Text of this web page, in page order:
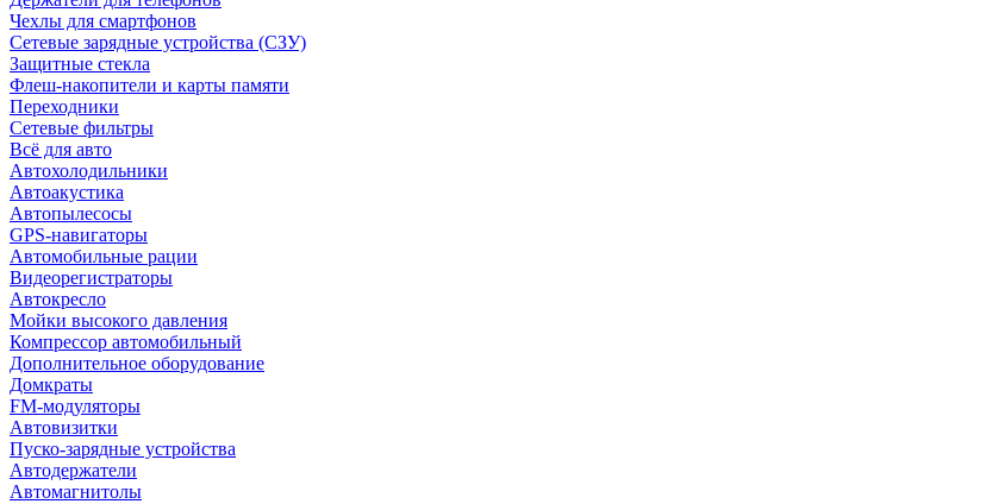
Чехлы для смартфонов
Сетевые зарядные устройства (СЗУ)
Защитные стекла
Флеш-накопители и карты памяти
Переходники
Сетевые фильтры
Всё для авто
Автохолодильники
Автоакустика
Автопылесосы
GPS-навигаторы
Автомобильные рации
Видеорегистраторы
Автокресло
Мойки высокого давления
Компрессор автомобильный
Дополнительное оборудование
Домкраты
FM-модуляторы
Автовизитки
Пуско-зарядные устройства
Автодержатели
Автомагнитолы